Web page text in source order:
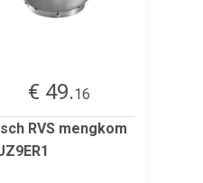
€ 49.16
RVS mengkom